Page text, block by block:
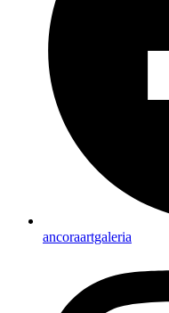
ancoraartgaleria